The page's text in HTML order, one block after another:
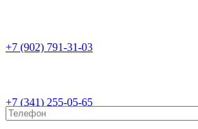
+7 (902) 791-31-03
+7 (341) 255-05-65